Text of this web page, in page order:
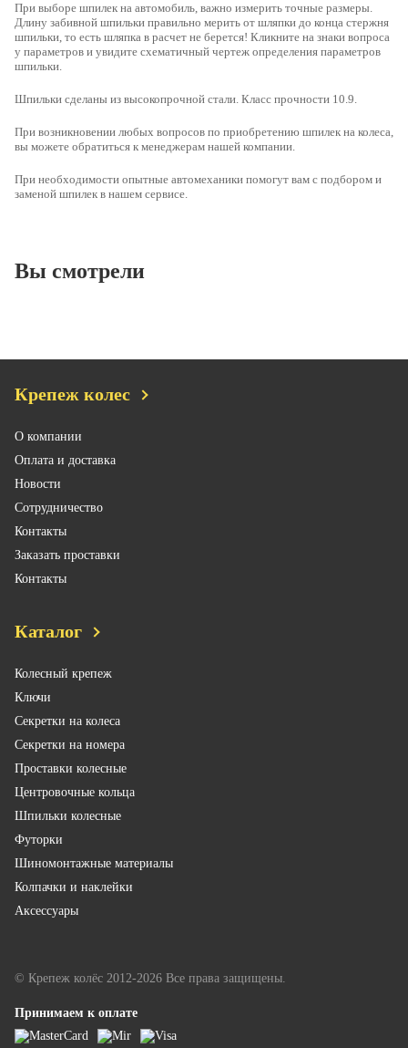
При выборе шпилек на автомобиль, важно измерить точные размеры.
Длину забивной шпильки правильно мерить от шляпки до конца стержня
шпильки, то есть шляпка в расчет не берется! Кликните на знаки вопроса
у параметров и увидите схематичный чертеж определения параметров
шпильки.
Шпильки сделаны из высокопрочной стали. Класс прочности 10.9.
При возникновении любых вопросов по приобретению шпилек на колеса,
вы можете обратиться к менеджерам нашей компании.
При необходимости опытные автомеханики помогут вам с подбором и
заменой шпилек в нашем сервисе.
Вы смотрели
Крепеж колес
О компании
Оплата и доставка
Новости
Сотрудничество
Контакты
Заказать проставки
Контакты
Каталог
Колесный крепеж
Ключи
Секретки на колеса
Секретки на номера
Проставки колесные
Центровочные кольца
Шпильки колесные
Футорки
Шиномонтажные материалы
Колпачки и наклейки
Аксессуары
© Крепеж колёс 2012-2026 Все права защищены.
Принимаем к оплате